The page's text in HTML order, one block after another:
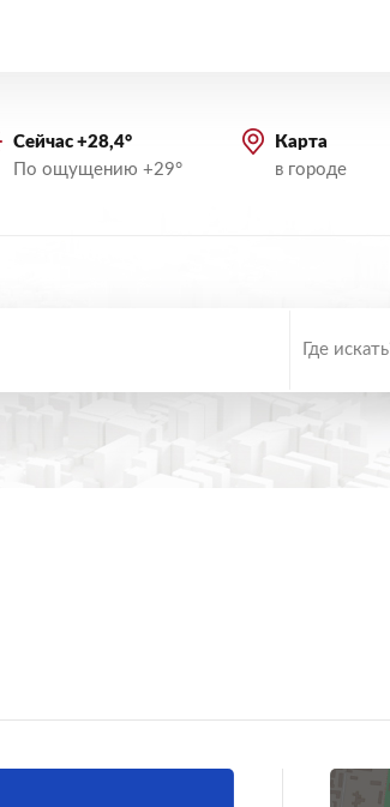
Сейчас +28,4°
По ощущению +29°
Карта
в городе